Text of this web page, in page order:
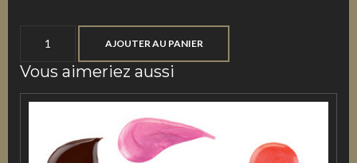
Dépose
américaine
AJOUTER AU PANIER
Vous aimeriez aussi